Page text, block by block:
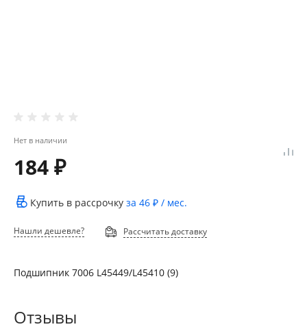
Нет в наличии
184 ₽
Купить в рассрочку за 46 ₽ / мес.
Нашли дешевле? Рассчитать доставку
Подшипник 7006 L45449/L45410 (9)
Отзывы